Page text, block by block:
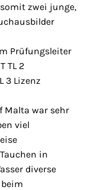
zwei junge,
Prüfungsleiter
TL 2
3 Lizenz
Malta war sehr
viel
in
diverse